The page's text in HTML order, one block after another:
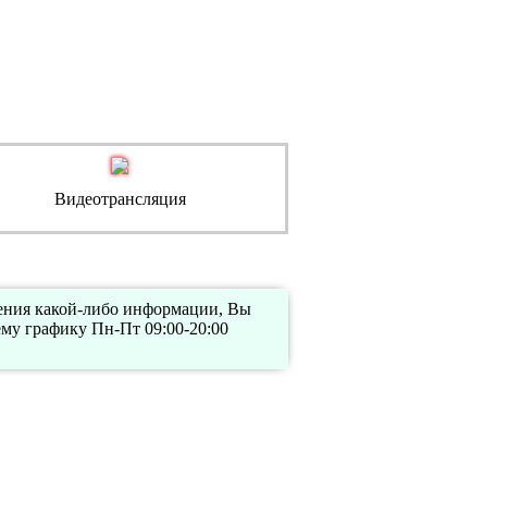
Видеотрансляция
какой-либо информации, Вы
графику Пн-Пт 09:00-20:00